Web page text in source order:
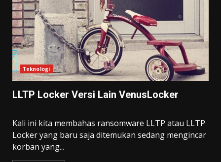
Teknologi
LLTP Locker Versi Lain VenusLocker
Kali ini kita membahas ransomware LLTP atau LLTP
Locker yang baru saja ditemukan sedang mengincar
korban yang...